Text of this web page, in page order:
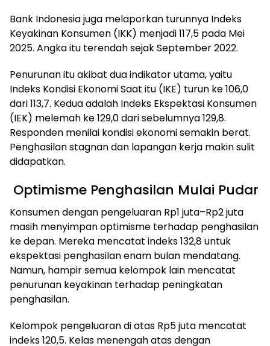
Bank Indonesia juga melaporkan turunnya Indeks
Keyakinan Konsumen (IKK) menjadi 117,5 pada Mei
2025. Angka itu terendah sejak September 2022.
Penurunan itu akibat dua indikator utama, yaitu
Indeks Kondisi Ekonomi Saat itu (IKE) turun ke 106,0
dari 113,7. Kedua adalah Indeks Ekspektasi Konsumen
(IEK) melemah ke 129,0 dari sebelumnya 129,8.
Responden menilai kondisi ekonomi semakin berat.
Penghasilan stagnan dan lapangan kerja makin sulit
didapatkan.
Optimisme Penghasilan Mulai Pudar
Konsumen dengan pengeluaran Rp1 juta–Rp2 juta
masih menyimpan optimisme terhadap penghasilan
ke depan. Mereka mencatat indeks 132,8 untuk
ekspektasi penghasilan enam bulan mendatang.
Namun, hampir semua kelompok lain mencatat
penurunan keyakinan terhadap peningkatan
penghasilan.
Kelompok pengeluaran di atas Rp5 juta mencatat
indeks 120,5. Kelas menengah atas dengan